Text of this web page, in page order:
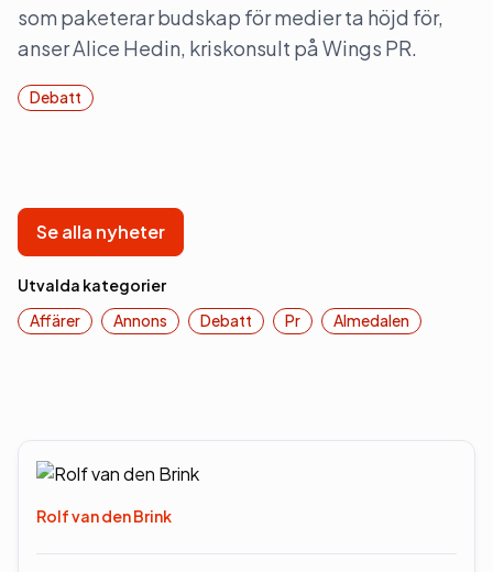
som paketerar budskap för medier ta höjd för,
anser Alice Hedin, kriskonsult på Wings PR.
Debatt
Se alla nyheter
Utvalda kategorier
Affärer
Annons Debatt Pr Almedalen
Rolf van den Brink